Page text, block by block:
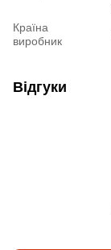
Країна
виробник
Відгуки